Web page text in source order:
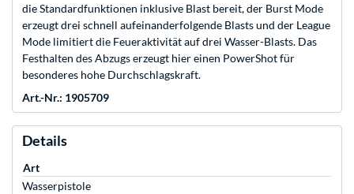
die Standardfunktionen inklusive Blast bereit, der Burst Mode
erzeugt drei schnell aufeinanderfolgende Blasts und der League
Mode limitiert die Feueraktivität auf drei Wasser-Blasts. Das
Festhalten des Abzugs erzeugt hier einen PowerShot für
besonderes hohe Durchschlagskraft.
Art.-Nr.: 1905709
Details
Art
Wasserpistole